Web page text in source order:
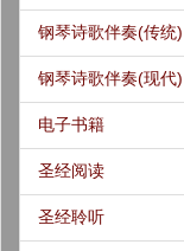
钢琴诗歌伴奏(传统)
钢琴诗歌伴奏(现代)
电子书籍
圣经阅读
圣经聆听